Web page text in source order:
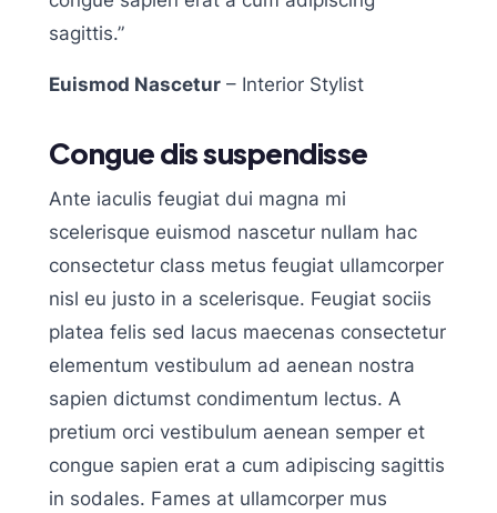
sagittis.”
Euismod Nascetur – Interior Stylist
Congue dis suspendisse
Ante iaculis feugiat dui magna mi
scelerisque euismod nascetur nullam hac
consectetur class metus feugiat ullamcorper
nisl eu justo in a scelerisque. Feugiat sociis
platea felis sed lacus maecenas consectetur
elementum vestibulum ad aenean nostra
sapien dictumst condimentum lectus. A
pretium orci vestibulum aenean semper et
congue sapien erat a cum adipiscing sagittis
in sodales. Fames at ullamcorper mus